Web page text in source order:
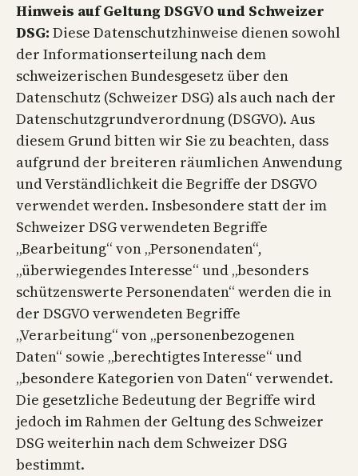
Hinweis auf Geltung DSGVO und Schweizer
DSG: Diese Datenschutzhinweise dienen sowohl
der Informationserteilung nach dem
schweizerischen Bundesgesetz über den
Datenschutz (Schweizer DSG) als auch nach der
Datenschutzgrundverordnung (DSGVO). Aus
diesem Grund bitten wir Sie zu beachten, dass
aufgrund der breiteren räumlichen Anwendung
und Verständlichkeit die Begriffe der DSGVO
verwendet werden. Insbesondere statt der im
Schweizer DSG verwendeten Begriffe
„Bearbeitung“ von „Personendaten“,
„überwiegendes Interesse“ und „besonders
schützenswerte Personendaten“ werden die in
der DSGVO verwendeten Begriffe
„Verarbeitung“ von „personenbezogenen
Daten“ sowie „berechtigtes Interesse“ und
„besondere Kategorien von Daten“ verwendet.
Die gesetzliche Bedeutung der Begriffe wird
jedoch im Rahmen der Geltung des Schweizer
DSG weiterhin nach dem Schweizer DSG
bestimmt.